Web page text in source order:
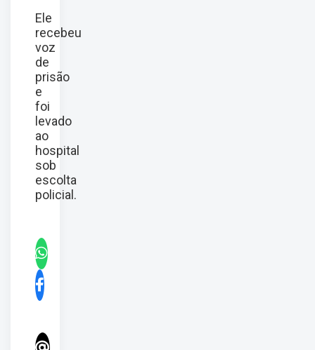
Ele
recebeu
voz
de
prisão
e
foi
levado
ao
hospital
sob
escolta
policial.